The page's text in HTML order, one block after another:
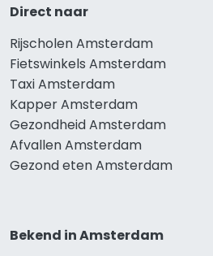
Direct naar
Rijscholen Amsterdam
Fietswinkels Amsterdam
Taxi Amsterdam
Kapper Amsterdam
Gezondheid Amsterdam
Afvallen Amsterdam
Gezond eten Amsterdam
Bekend in Amsterdam